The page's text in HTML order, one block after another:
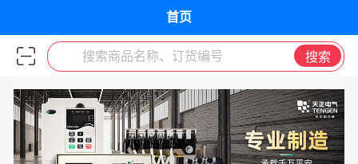
首页
搜索商品名称、订货编号 搜索